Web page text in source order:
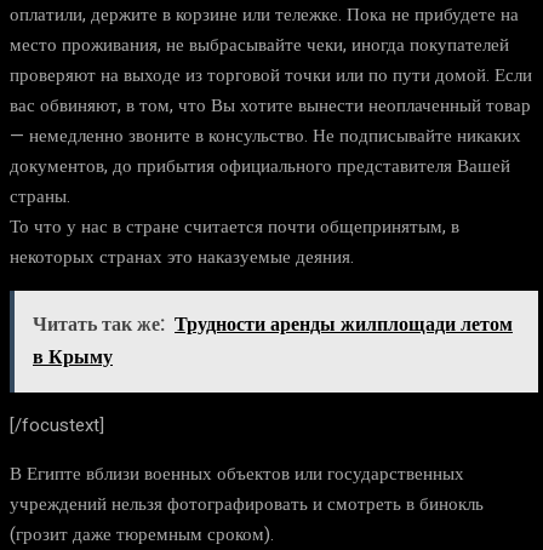
оплатили, держите в корзине или тележке. Пока не прибудете на
место проживания, не выбрасывайте чеки, иногда покупателей
проверяют на выходе из торговой точки или по пути домой. Если
вас обвиняют, в том, что Вы хотите вынести неоплаченный товар
— немедленно звоните в консульство. Не подписывайте никаких
документов, до прибытия официального представителя Вашей
страны.
То что у нас в стране считается почти общепринятым, в
некоторых странах это наказуемые деяния.
Читать так же: Трудности аренды жилплощади летом
в Крыму
[/focustext]
В Египте вблизи военных объектов или государственных
учреждений нельзя фотографировать и смотреть в бинокль
(грозит даже тюремным сроком).